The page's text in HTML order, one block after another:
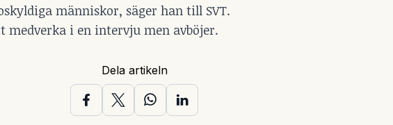
människor, säger han till SVT.
i en intervju men avböjer.
Dela artikeln